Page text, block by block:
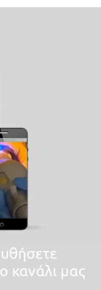
κανάλι μας